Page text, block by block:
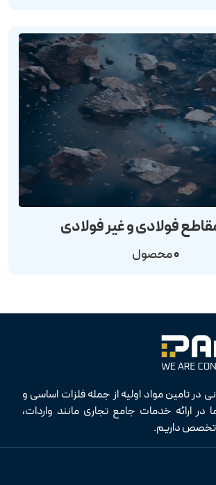
فولادی و غیر فولادی
0محصول
در تامین مواد اولیه از جمله فلزات اساسی و
ارائه خدمات جامع تجاری مانند واردات،
تخصص داریم.